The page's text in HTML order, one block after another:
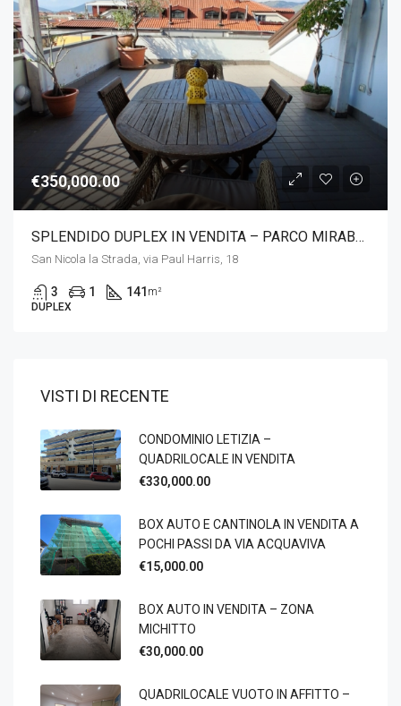
€350,000.00
SPLENDIDO DUPLEX IN VENDITA – PARCO MIRABELLA
San Nicola la Strada, via Paul Harris, 18
3 1 141 m²
DUPLEX
VISTI DI RECENTE
CONDOMINIO LETIZIA –
QUADRILOCALE IN VENDITA
€330,000.00
BOX AUTO E CANTINOLA IN VENDITA A
POCHI PASSI DA VIA ACQUAVIVA
€15,000.00
BOX AUTO IN VENDITA – ZONA
MICHITTO
€30,000.00
QUADRILOCALE VUOTO IN AFFITTO –